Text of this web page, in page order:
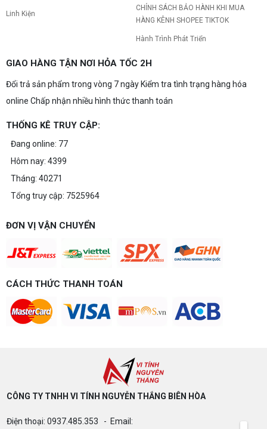
Linh Kiện
CHÍNH SÁCH BẢO HÀNH KHI MUA
HÀNG KÊNH SHOPEE TIKTOK
Hành Trình Phát Triển
GIAO HÀNG TẬN NƠI HỎA TỐC 2H
Đổi trả sản phẩm trong vòng 7 ngày Kiểm tra tình trạng hàng hóa
online Chấp nhận nhiều hình thức thanh toán
THỐNG KÊ TRUY CẬP:
Đang online: 77
Hôm nay: 4399
Tháng: 40271
Tổng truy cập: 7525964
ĐƠN VỊ VẬN CHUYỂN
CÁCH THỨC THANH TOÁN
CÔNG TY TNHH VI TÍNH NGUYỄN THẮNG BIÊN HÒA​
Điện thoại: 0937.485.353 - Email: